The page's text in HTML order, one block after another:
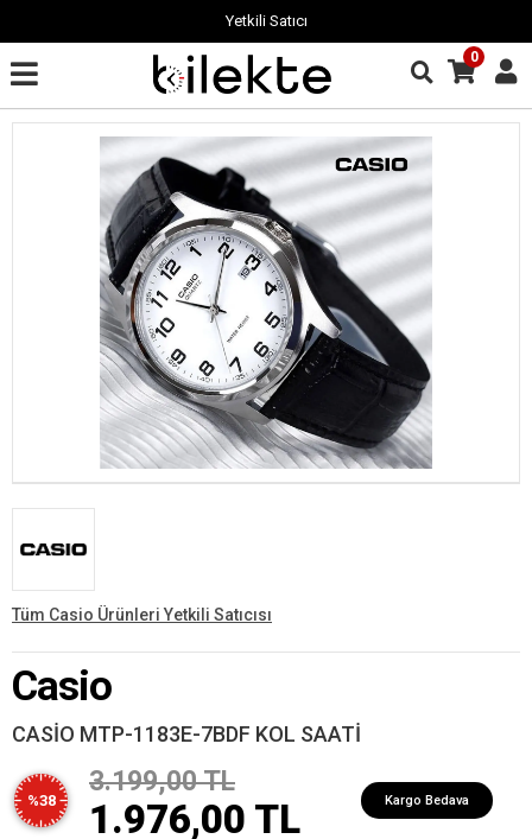
Garantili Ürün
0
Tüm Casio Ürünleri Yetkili Satıcısı
Casio
CASİO MTP-1183E-7BDF KOL SAATİ
%38
3.199,00 TL
1.976,00 TL Kargo Bedava